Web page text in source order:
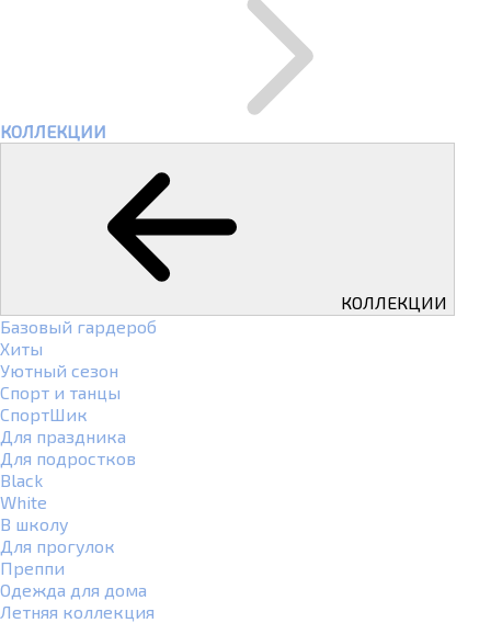
КОЛЛЕКЦИИ
КОЛЛЕКЦИИ
Базовый гардероб
Хиты
Уютный сезон
Спорт и танцы
СпортШик
Для праздника
Для подростков
Black
White
В школу
Для прогулок
Преппи
Одежда для дома
Летняя коллекция